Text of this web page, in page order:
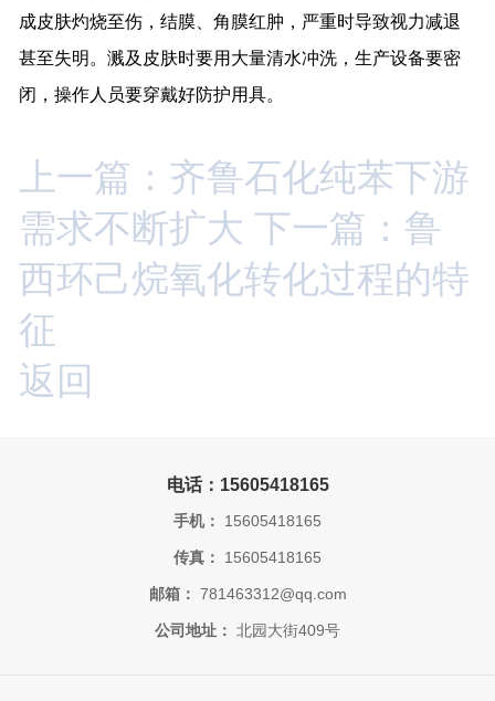
成皮肤灼烧至伤，结膜、角膜红肿，严重时导致视力减退
甚至失明。溅及皮肤时要用大量清水冲洗，生产设备要密
闭，操作人员要穿戴好防护用具。
上一篇：齐鲁石化纯苯下游
需求不断扩大 下一篇：鲁
西环己烷氧化转化过程的特
征
返回
电话：15605418165
手机： 15605418165
传真： 15605418165
邮箱： 781463312@qq.com
公司地址： 北园大街409号